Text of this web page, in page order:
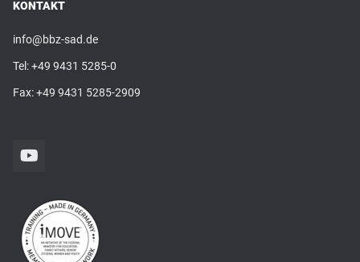
KONTAKT
info@bbz-sad.de
Tel:+49 9431 5285-0
Fax: +49 9431 5285-2909